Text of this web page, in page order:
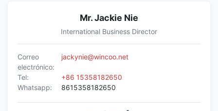
Mr. Jackie Nie
International Business Director
Correo
electrónico:
jackynie@wincoo.net
Tel:
+86 15358182650
Whatsapp:
8615358182650